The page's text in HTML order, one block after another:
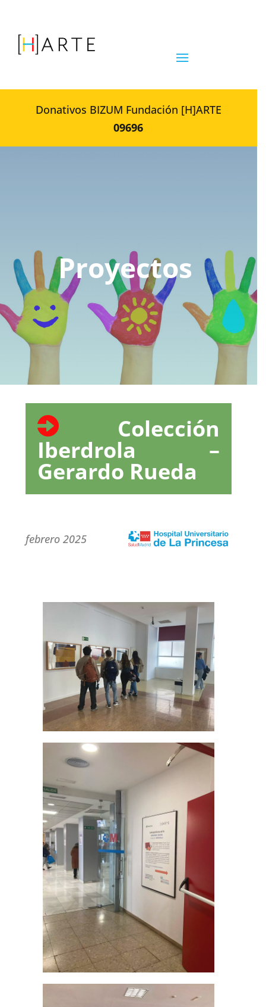
Donativos BIZUM Fundación [H]ARTE
09696
Proyectos
Colección
Iberdrola –
Gerardo Rueda
febrero 2025